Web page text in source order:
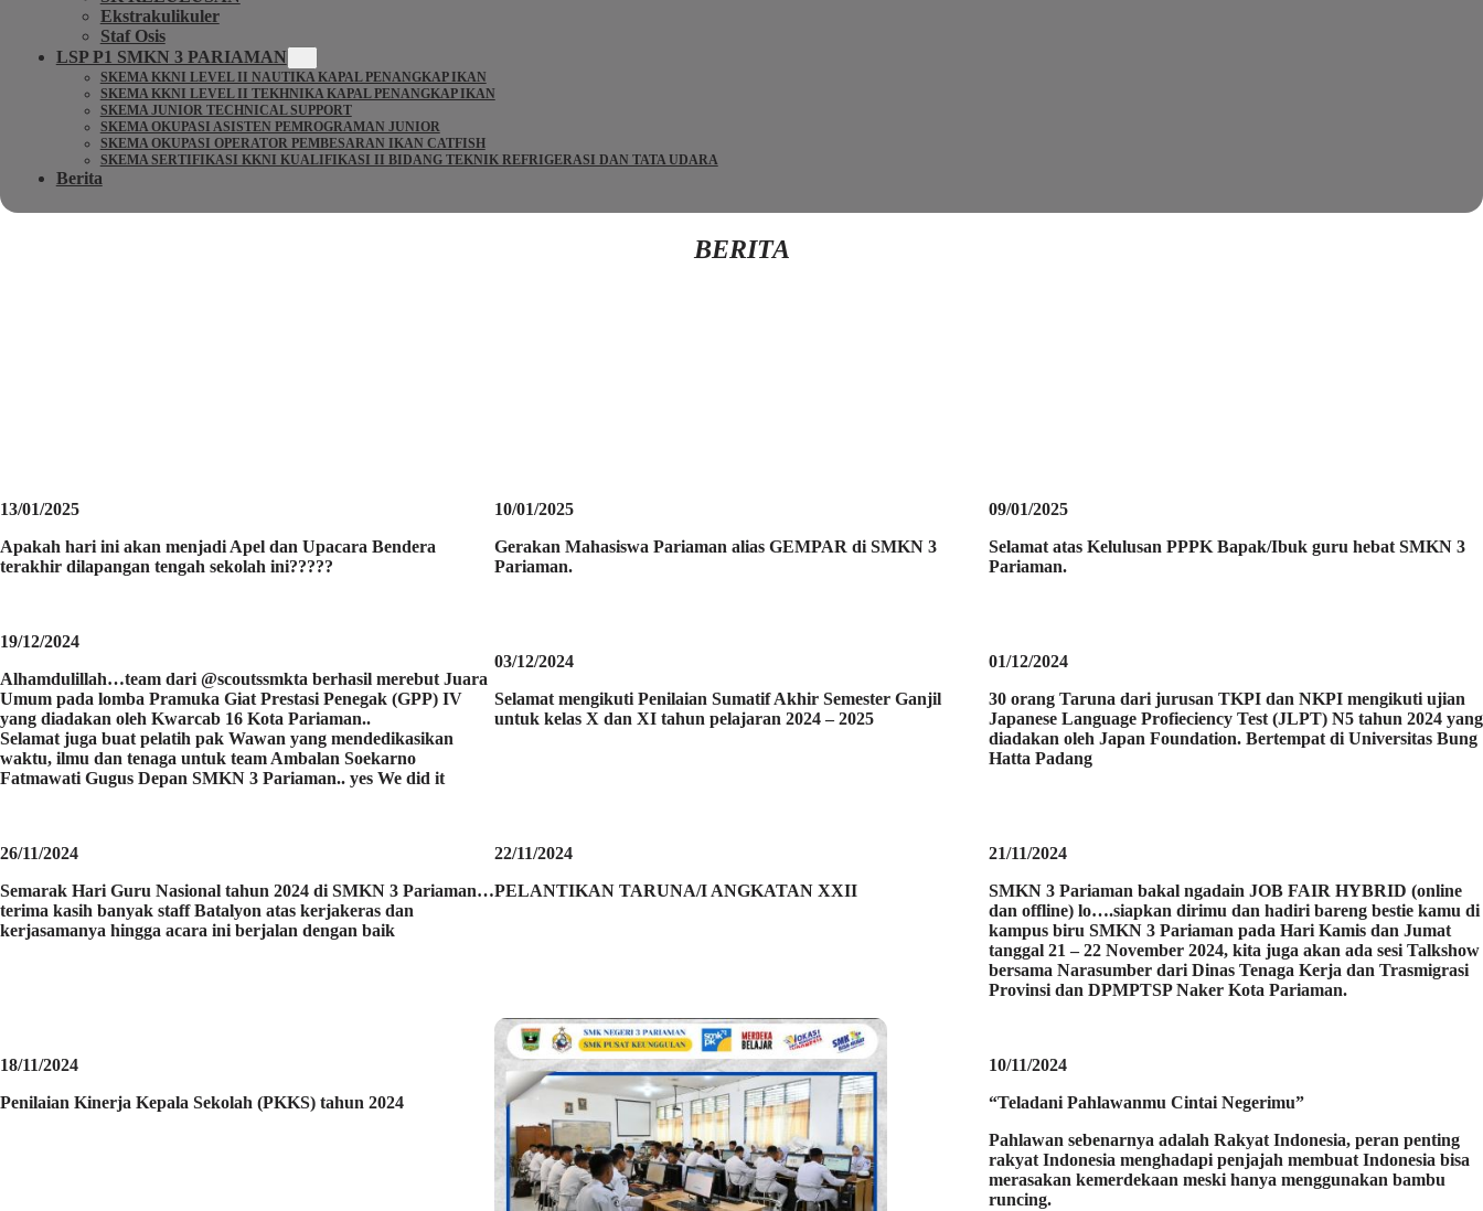
Ekstrakulikuler
Staf Osis
LSP P1 SMKN 3 PARIAMAN
SKEMA KKNI LEVEL II NAUTIKA KAPAL PENANGKAP IKAN
SKEMA KKNI LEVEL II TEKHNIKA KAPAL PENANGKAP IKAN
SKEMA JUNIOR TECHNICAL SUPPORT
SKEMA OKUPASI ASISTEN PEMROGRAMAN JUNIOR
SKEMA OKUPASI OPERATOR PEMBESARAN IKAN CATFISH
SKEMA SERTIFIKASI KKNI KUALIFIKASI II BIDANG TEKNIK REFRIGERASI DAN TATA UDARA
Berita
BERITA
13/01/2025
Apakah hari ini akan menjadi Apel dan Upacara Bendera
terakhir dilapangan tengah sekolah ini?????
19/12/2024
Alhamdulillah…team dari @scoutssmkta berhasil merebut Juara
Umum pada lomba Pramuka Giat Prestasi Penegak (GPP) IV
yang diadakan oleh Kwarcab 16 Kota Pariaman..
Selamat juga buat pelatih pak Wawan yang mendedikasikan
waktu, ilmu dan tenaga untuk team Ambalan Soekarno
Fatmawati Gugus Depan SMKN 3 Pariaman.. yes We did it
10/01/2025
Gerakan Mahasiswa Pariaman alias GEMPAR di SMKN 3
Pariaman.
03/12/2024
Selamat mengikuti Penilaian Sumatif Akhir Semester Ganjil
untuk kelas X dan XI tahun pelajaran 2024 – 2025
09/01/2025
Selamat atas Kelulusan PPPK Bapak/Ibuk guru hebat SMKN 3
Pariaman.
01/12/2024
30 orang Taruna dari jurusan TKPI dan NKPI mengikuti ujian
Japanese Language Profieciency Test (JLPT) N5 tahun 2024 yang
diadakan oleh Japan Foundation. Bertempat di Universitas Bung
Hatta Padang
26/11/2024
Semarak Hari Guru Nasional tahun 2024 di SMKN 3 Pariaman…
terima kasih banyak staff Batalyon atas kerjakeras dan
kerjasamanya hingga acara ini berjalan dengan baik
22/11/2024
PELANTIKAN TARUNA/I ANGKATAN XXII
21/11/2024
SMKN 3 Pariaman bakal ngadain JOB FAIR HYBRID (online
dan offline) lo….siapkan dirimu dan hadiri bareng bestie kamu di
kampus biru SMKN 3 Pariaman pada Hari Kamis dan Jumat
tanggal 21 – 22 November 2024, kita juga akan ada sesi Talkshow
bersama Narasumber dari Dinas Tenaga Kerja dan Trasmigrasi
Provinsi dan DPMPTSP Naker Kota Pariaman.
18/11/2024
Penilaian Kinerja Kepala Sekolah (PKKS) tahun 2024
10/11/2024
“Teladani Pahlawanmu Cintai Negerimu”
Pahlawan sebenarnya adalah Rakyat Indonesia, peran penting
rakyat Indonesia menghadapi penjajah membuat Indonesia bisa
merasakan kemerdekaan meski hanya menggunakan bambu
runcing.